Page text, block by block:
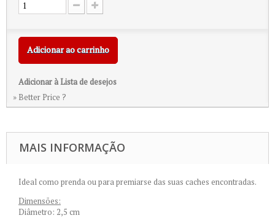
Adicionar ao carrinho
Adicionar à Lista de desejos
» Better Price ?
MAIS INFORMAÇÃO
Ideal como prenda ou para premiarse das suas caches encontradas.
Dimensões:
Diâmetro: 2,5 cm